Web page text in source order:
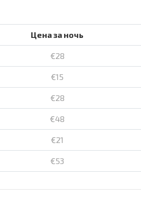
Цена за ночь
€28
€15
€28
€48
€21
€53